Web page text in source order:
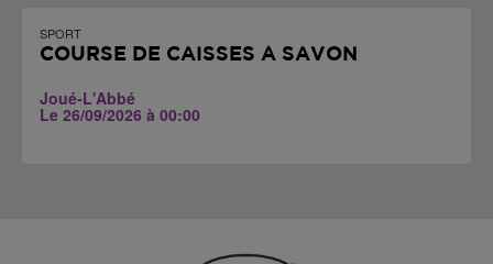
SPORT
COURSE DE CAISSES À SAVON
Joué-L'Abbé
Le 26/09/2026 à 00:00